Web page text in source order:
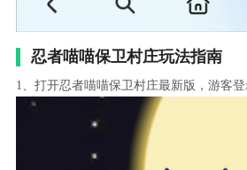
忍者喵喵保卫村庄玩法指南
1、打开忍者喵喵保卫村庄最新版，游客